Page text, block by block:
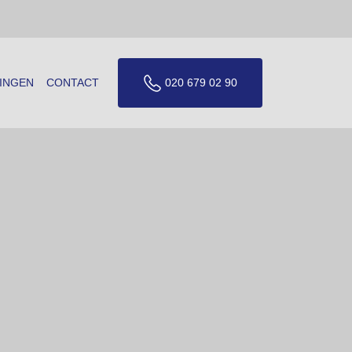
CONTACT 020 679 02 90